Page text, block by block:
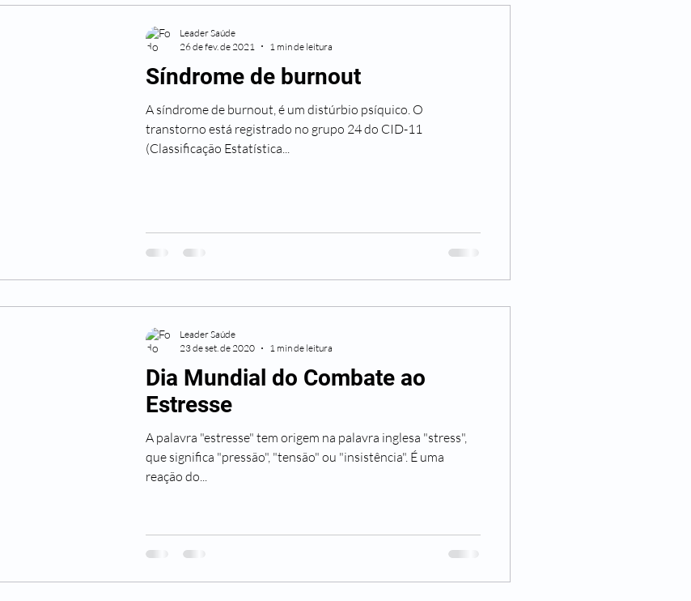
Síndrome de burnout
A síndrome de burnout, é um distúrbio psíquico. O
transtorno está registrado no grupo 24 do CID-11
(Classificação Estatística...
Leader Saúde
26 de fev. de 2021
1 min de leitura
Dia Mundial do Combate ao
Estresse
A palavra "estresse" tem origem na palavra inglesa "stress",
que significa "pressão", "tensão" ou "insistência". É uma
reação do...
Leader Saúde
23 de set. de 2020
1 min de leitura